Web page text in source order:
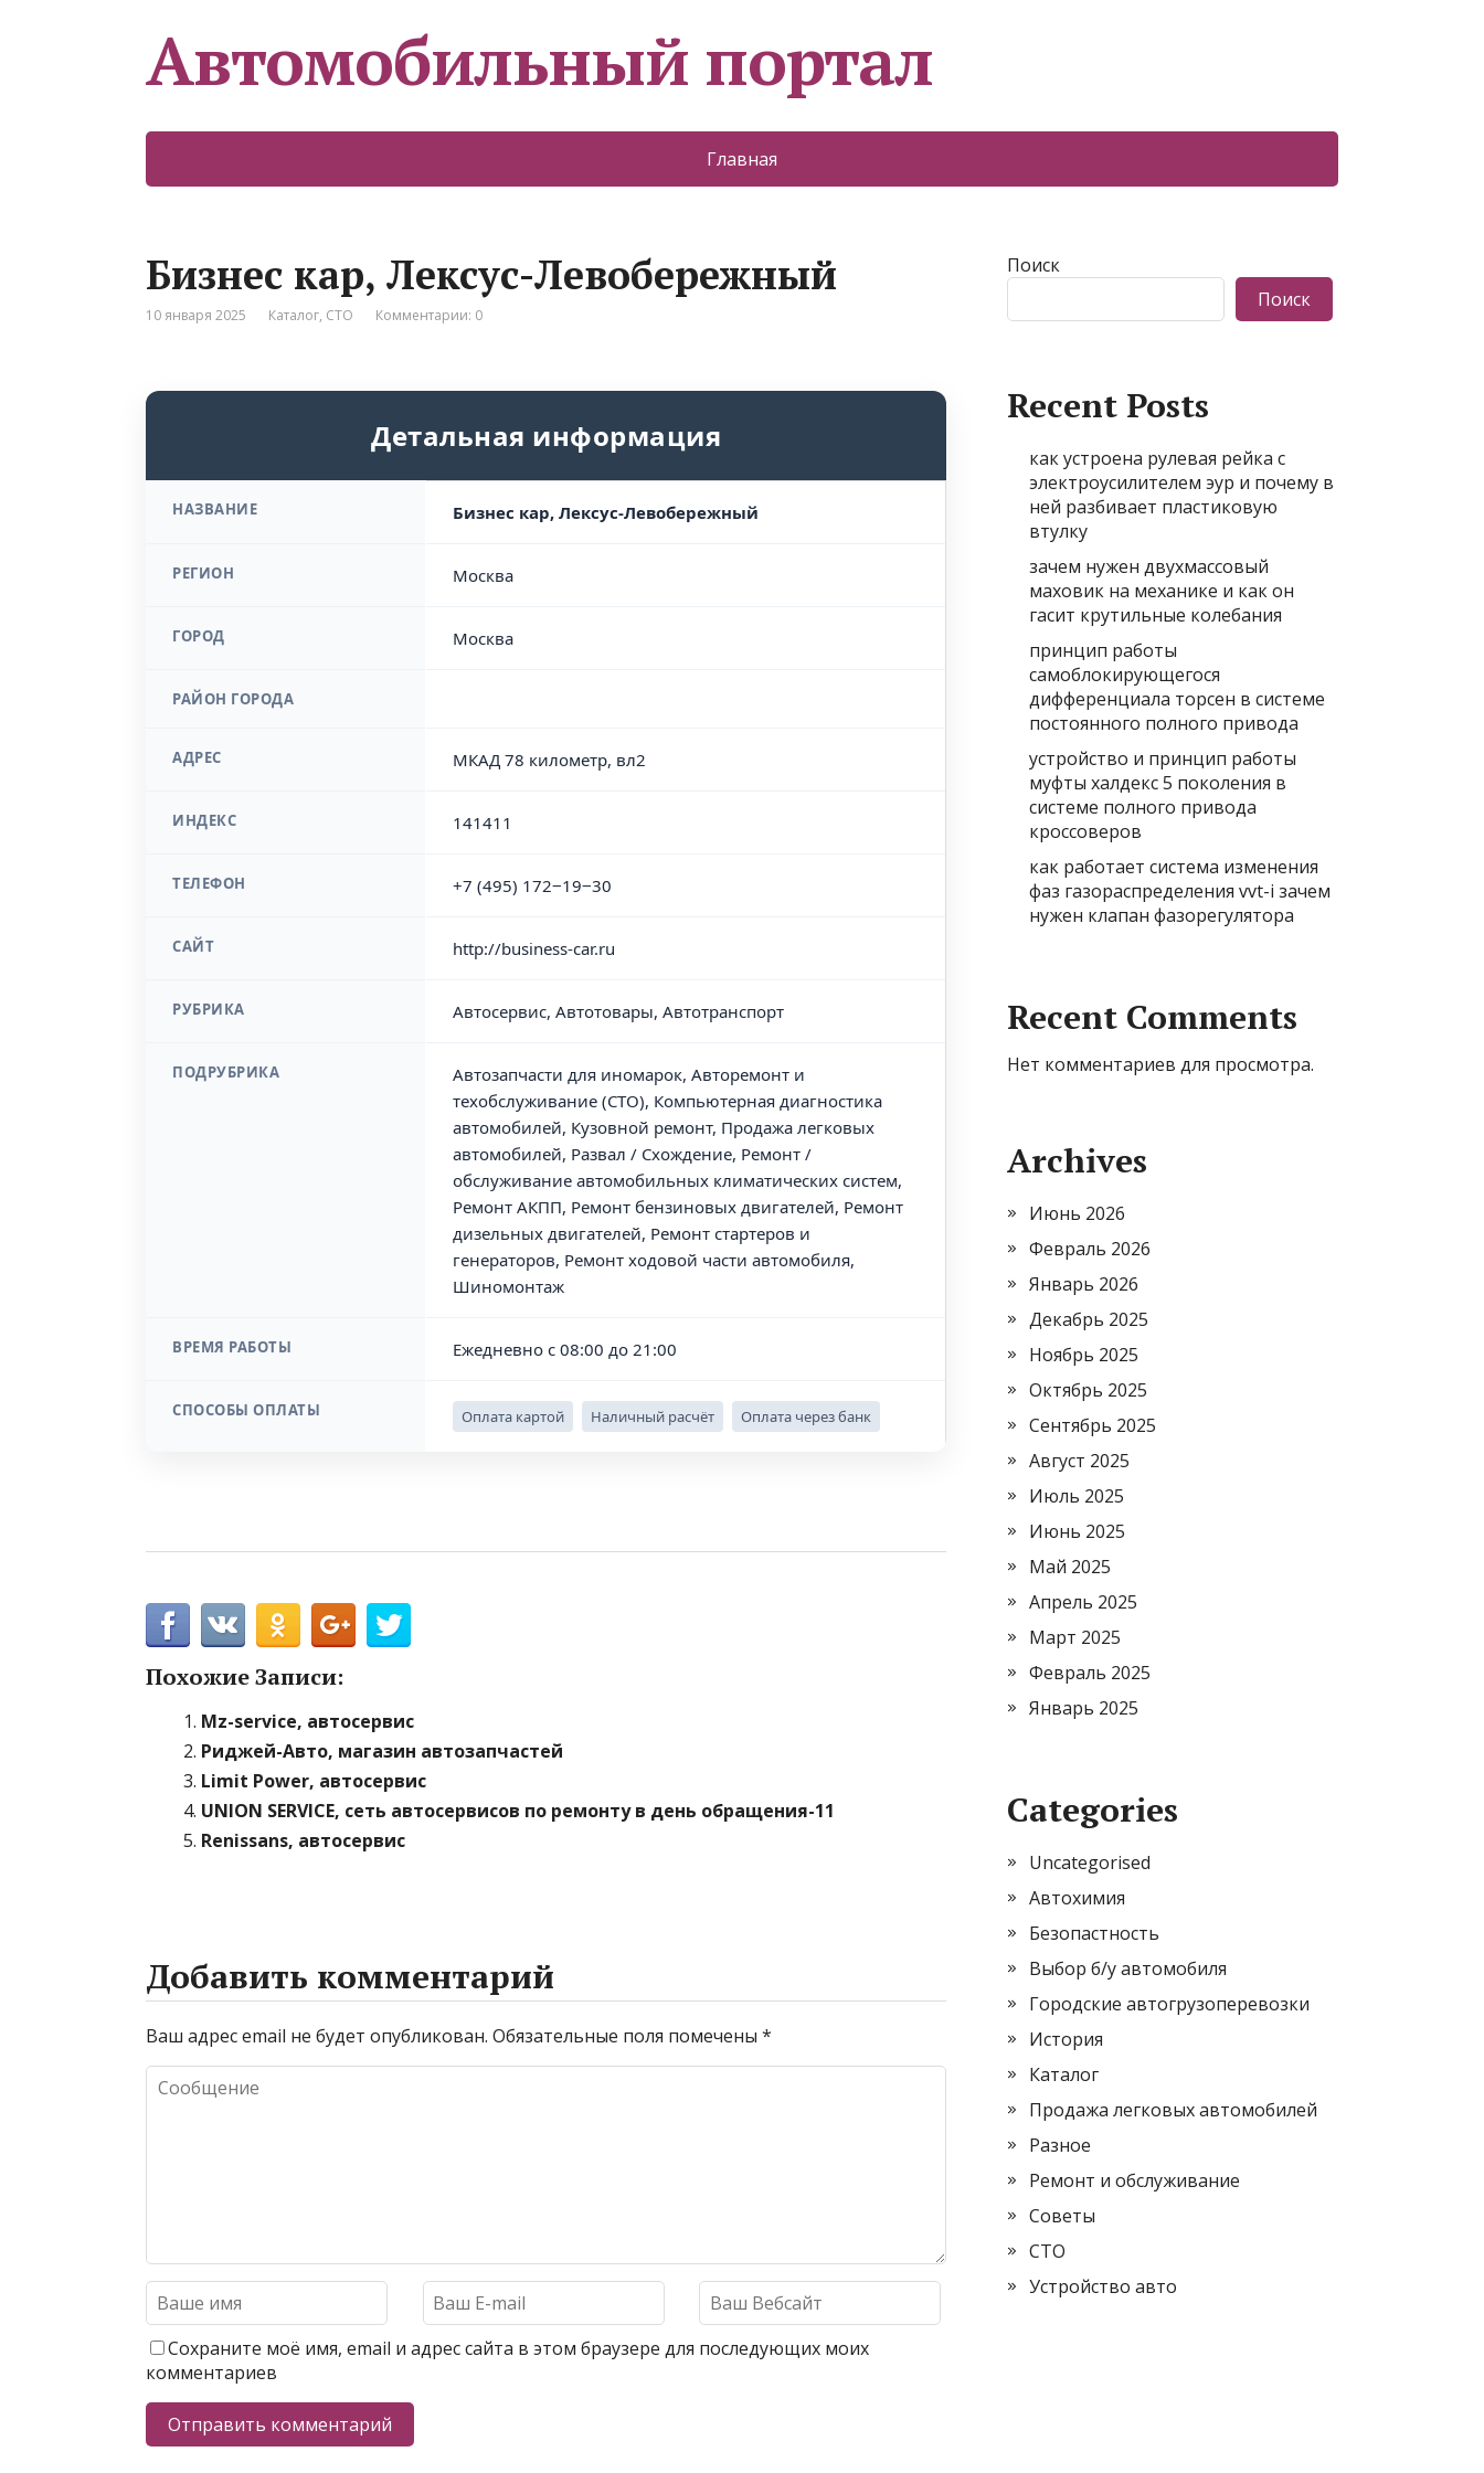
Автомобильный портал
Главная
Бизнес кар, Лексус-Левобережный
10 января 2025 Каталог, СТО Комментарии: 0
Детальная информация
НАЗВАНИЕ Бизнес кар, Лексус-Левобережный
РЕГИОН Москва
ГОРОД Москва
РАЙОН ГОРОДА
АДРЕС МКАД 78 километр, вл2
ИНДЕКС 141411
ТЕЛЕФОН +7 (495) 172‒19‒30
САЙТ http://business-car.ru
РУБРИКА Автосервис, Автотовары, Автотранспорт
ПОДРУБРИКА
Автозапчасти для иномарок, Авторемонт и
техобслуживание (СТО), Компьютерная диагностика
автомобилей, Кузовной ремонт, Продажа легковых
автомобилей, Развал / Схождение, Ремонт /
обслуживание автомобильных климатических систем,
Ремонт АКПП, Ремонт бензиновых двигателей, Ремонт
дизельных двигателей, Ремонт стартеров и
генераторов, Ремонт ходовой части автомобиля,
Шиномонтаж
ВРЕМЯ РАБОТЫ Ежедневно с 08:00 до 21:00
СПОСОБЫ ОПЛАТЫ Оплата картой Наличный расчёт Оплата через банк
Похожие Записи:
Mz-service, автосервис
Риджей-Авто, магазин автозапчастей
Limit Power, автосервис
UNION SERVICE, сеть автосервисов по ремонту в день обращения-11
Renissans, автосервис
Добавить комментарий
Ваш адрес email не будет опубликован. Обязательные поля помечены *
Сохраните моё имя, email и адрес сайта в этом браузере для последующих моих
комментариев
Поиск
Поиск
Recent Posts
как устроена рулевая рейка с
электроусилителем эур и почему в
ней разбивает пластиковую
втулку
зачем нужен двухмассовый
маховик на механике и как он
гасит крутильные колебания
принцип работы
самоблокирующегося
дифференциала торсен в системе
постоянного полного привода
устройство и принцип работы
муфты халдекс 5 поколения в
системе полного привода
кроссоверов
как работает система изменения
фаз газораспределения vvt-i зачем
нужен клапан фазорегулятора
Recent Comments
Нет комментариев для просмотра.
Archives
Июнь 2026
Февраль 2026
Январь 2026
Декабрь 2025
Ноябрь 2025
Октябрь 2025
Сентябрь 2025
Август 2025
Июль 2025
Июнь 2025
Май 2025
Апрель 2025
Март 2025
Февраль 2025
Январь 2025
Categories
Uncategorised
Автохимия
Безопастность
Выбор б/у автомобиля
Городские автогрузоперевозки
История
Каталог
Продажа легковых автомобилей
Разное
Ремонт и обслуживание
Советы
СТО
Устройство авто